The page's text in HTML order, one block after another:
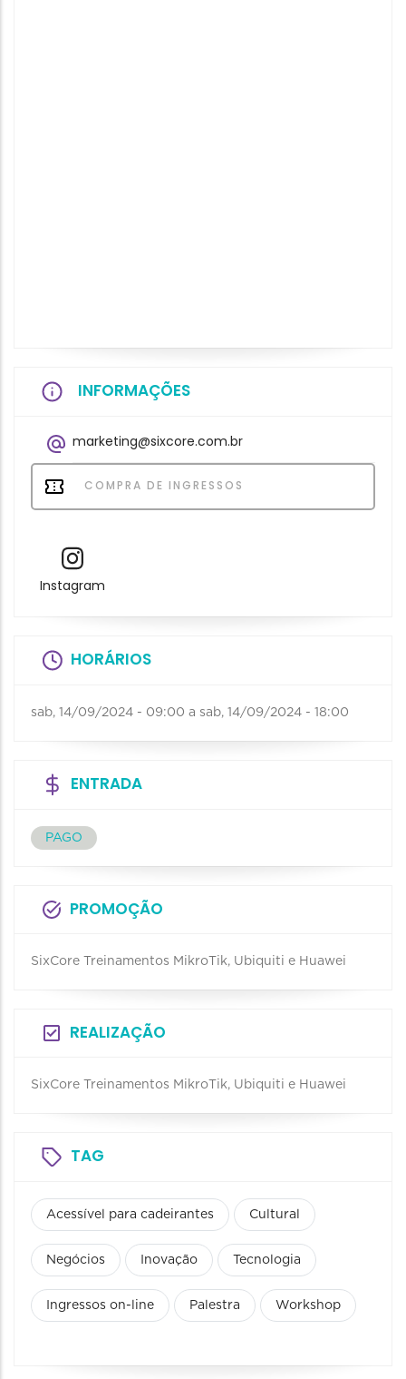
INFORMAÇÕES
marketing@sixcore.com.br
COMPRA DE INGRESSOS
Instagram
HORÁRIOS
sab, 14/09/2024 - 09:00 a sab, 14/09/2024 - 18:00
ENTRADA
PAGO
PROMOÇÃO
SixCore Treinamentos MikroTik, Ubiquiti e Huawei
REALIZAÇÃO
SixCore Treinamentos MikroTik, Ubiquiti e Huawei
TAG
Acessível para cadeirantes Cultural
Negócios Inovação Tecnologia
Ingressos on-line Palestra Workshop